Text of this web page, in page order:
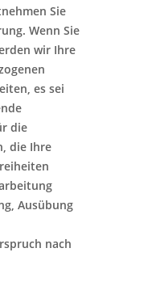
Sie
Wenn Sie
wir Ihre
es sei
die
die Ihre
Ausübung
nach